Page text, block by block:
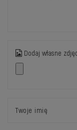
Dodaj własne
Twoje imię